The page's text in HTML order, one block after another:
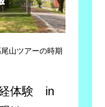
山ツアーの時期
経体験 in